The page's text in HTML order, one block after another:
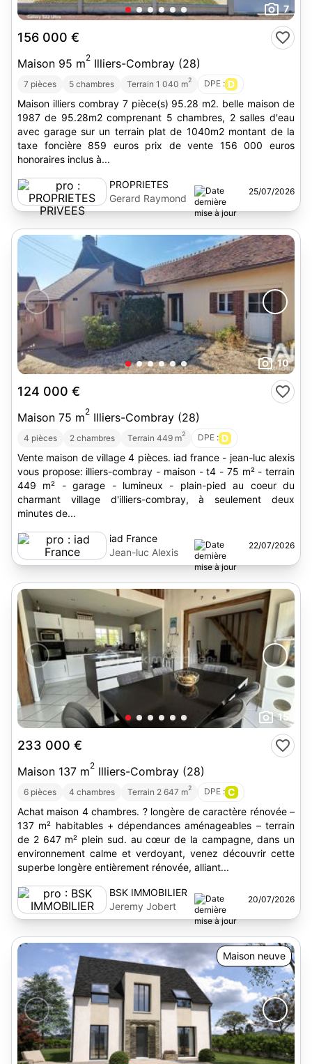
7
156 000 €
Maison 95 m2 Illiers-Combray (28)
7 pièces 5 chambres Terrain 1 040 m2 DPE : D
Maison illiers combray 7 pièce(s) 95.28 m2. belle maison de
1987 de 95.28m2 comprenant 5 chambres, 2 salles d'eau
avec garage sur un terrain plat de 1040m2 montant de la
taxe foncière 859 euros prix de vente 156 000 euros
honoraires inclus à...
PROPRIETES
PRIVEES
Gerard Raymond
25/07/2026
10
124 000 €
Maison 75 m2 Illiers-Combray (28)
4 pièces 2 chambres Terrain 449 m2 DPE : D
Vente maison de village 4 pièces. iad france - jean-luc alexis
vous propose: illiers-combray - maison - t4 - 75 m² - terrain
449 m² - garage - lumineux - plain-pied au coeur du
charmant village d'illiers-combray, à seulement deux
minutes de...
iad France
Jean-luc Alexis
22/07/2026
15
233 000 €
Maison 137 m2 Illiers-Combray (28)
6 pièces 4 chambres Terrain 2 647 m2 DPE : C
Achat maison 4 chambres. ? longère de caractère rénovée –
137 m² habitables + dépendances aménageables – terrain
de 2 647 m² plein sud. au cœur de la campagne, dans un
environnement calme et verdoyant, venez découvrir cette
superbe longère entièrement rénovée, alliant...
BSK IMMOBILIER
Jeremy Jobert
20/07/2026
Maison neuve